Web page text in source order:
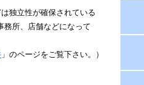
独立性が確保されている
所、店舗などになって
」のページをご覧下さい。）